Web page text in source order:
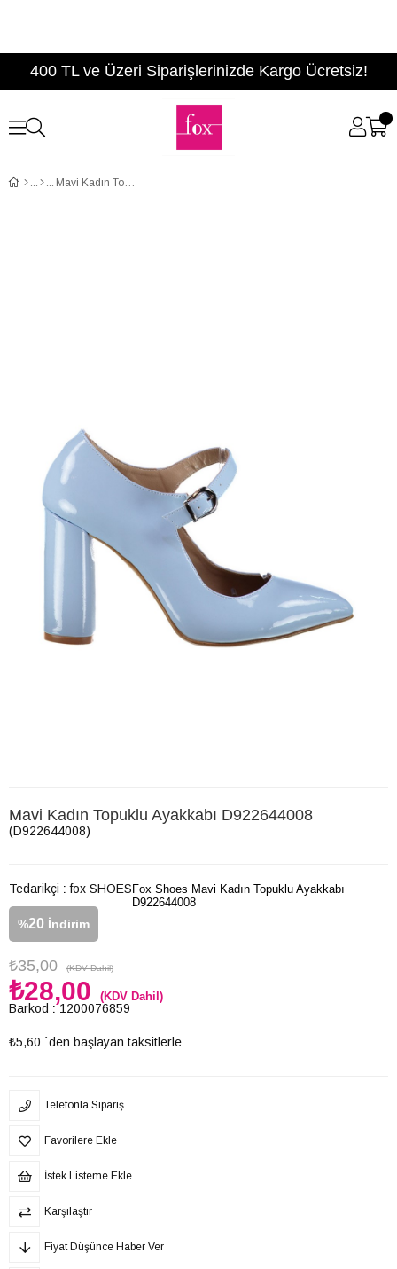
400 TL ve Üzeri Siparişlerinizde Kargo Ücretsiz!
Mavi Kadın Topuklu Ayakkabı D922644008
Mavi Kadın Topuklu Ayakkabı D922644008
(D922644008)
Tedarikçi : fox SHOES
%20 İndirim
₺35,00 (KDV Dahil)
₺28,00 (KDV Dahil)
Barkod : 1200076859
₺5,60 `den başlayan taksitlerle
Fox Shoes Mavi Kadın Topuklu Ayakkabı
D922644008
Telefonla Sipariş
Favorilere Ekle
İstek Listeme Ekle
Karşılaştır
Fiyat Düşünce Haber Ver